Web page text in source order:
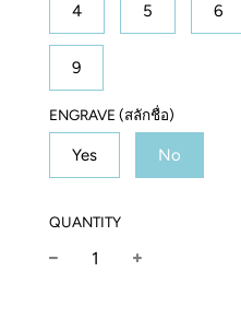
4 5 6
9
ENGRAVE (สลักชื่อ)
Yes No
QUANTITY